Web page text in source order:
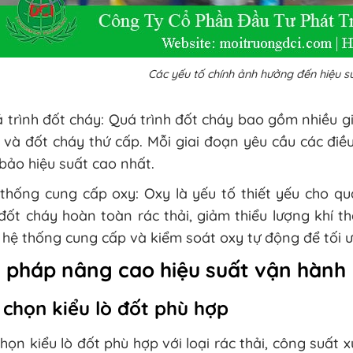
Các yếu tố chính ảnh hưởng đến hiệu
trình đốt cháy: Quá trình đốt cháy bao gồm nhiều
và đốt cháy thứ cấp. Mỗi giai đoạn yêu cầu các
hiệu suất cao nhất.
cung cấp oxy: Oxy là yếu tố thiết yếu cho
cháy hoàn toàn rác thải, giảm thiểu lượng khí
thống cung cấp và kiểm soát oxy tự động để tối
pháp nâng cao hiệu suất vận hành
chọn kiểu lò đốt phù hợp
kiểu lò đốt phù hợp với loại rác thải, công suất